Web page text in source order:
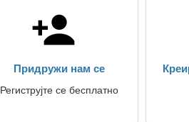
Придружи нам се
Региструјте се бесплатно